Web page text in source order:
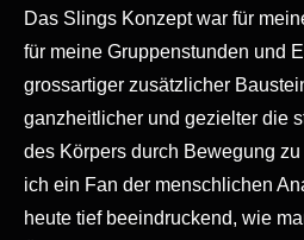
Das Slings Konzept war für
für meine Gruppenstunden und
grossartiger zusätzlicher
ganzheitlicher und gezielter die
des Körpers durch Bewegung
ich ein Fan der menschlichen
heute tief beeindruckend, wie